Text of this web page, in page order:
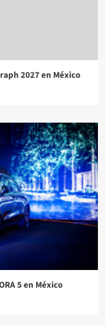
2027 en México
5 en México